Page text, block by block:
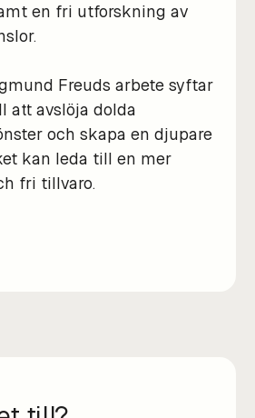
en fri utforskning av
Freuds arbete syftar
att avslöja dolda
och skapa en djupare
kan leda till en mer
fri tillvaro.